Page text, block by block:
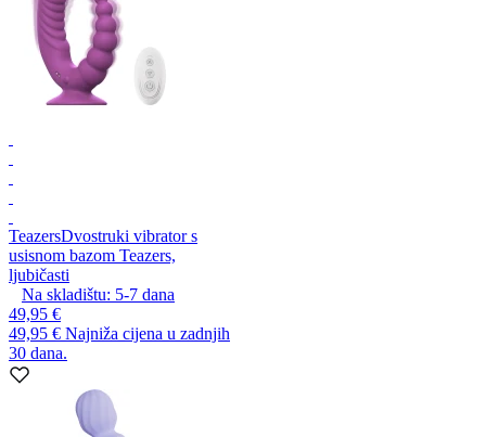
TeazersDvostruki vibrator s
usisnom bazom Teazers,
ljubičasti
Na skladištu: 5-7 dana
49,95 €
49,95 € Najniža cijena u zadnjih
30 dana.